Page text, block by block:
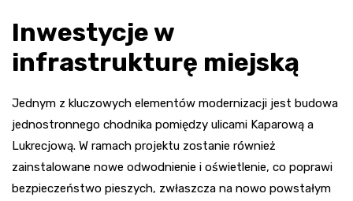
Inwestycje w
infrastrukturę miejską
Jednym z kluczowych elementów modernizacji jest budowa
jednostronnego chodnika pomiędzy ulicami Kaparową a
Lukrecjową. W ramach projektu zostanie również
zainstalowane nowe odwodnienie i oświetlenie, co poprawi
bezpieczeństwo pieszych, zwłaszcza na nowo powstałym